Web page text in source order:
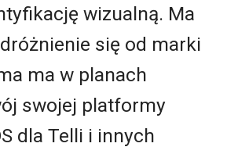
wizualną. Ma
się od marki
ma w planach
swojej platformy
dla Telli i innych